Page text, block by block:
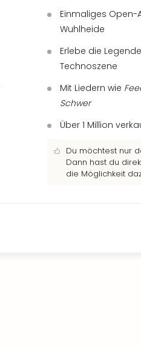
Einmaliges Open-
Wuhlheide
Erlebe die
Technoszene
Mit Liedern wie
Schwer
Über 1 Million
Du möchtest nur
Dann hast du
die Möglichkeit